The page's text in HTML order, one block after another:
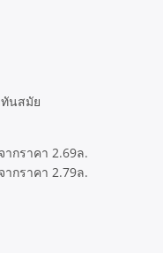
นสมัย
ากราคา 2.69ล.
ากราคา 2.79ล.